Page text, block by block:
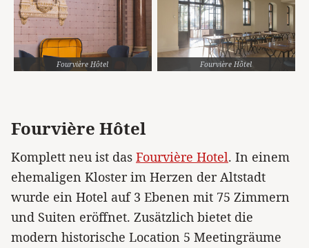
Fourvière Hôtel Fourvière Hôtel
Fourvière Hôtel
Komplett neu ist das Fourvière Hotel. In einem
ehemaligen Kloster im Herzen der Altstadt
wurde ein Hotel auf 3 Ebenen mit 75 Zimmern
und Suiten eröffnet. Zusätzlich bietet die
modern historische Location 5 Meetingräume